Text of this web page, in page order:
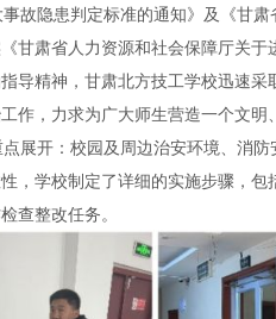
故隐患判定标准的通知》及《甘
甘肃省人力资源和社会保障厅关
导精神，甘肃北方技工学校迅速
，力求为广大师生营造一个文明
展开：校园及周边治安环境、消
，学校制定了详细的实施步骤，
查整改任务。